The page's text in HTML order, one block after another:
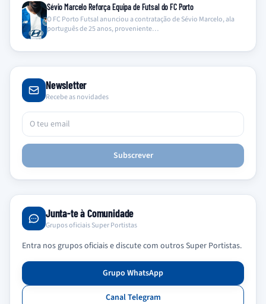
Sévio Marcelo Reforça Equipa de Futsal do FC Porto
O FC Porto Futsal anunciou a contratação de Sévio Marcelo, ala
português de 25 anos, proveniente…
Newsletter
Recebe as novidades
Subscrever
Junta-te à Comunidade
Grupos oficiais Super Portistas
Entra nos grupos oficiais e discute com outros Super Portistas.
Grupo WhatsApp
Canal Telegram